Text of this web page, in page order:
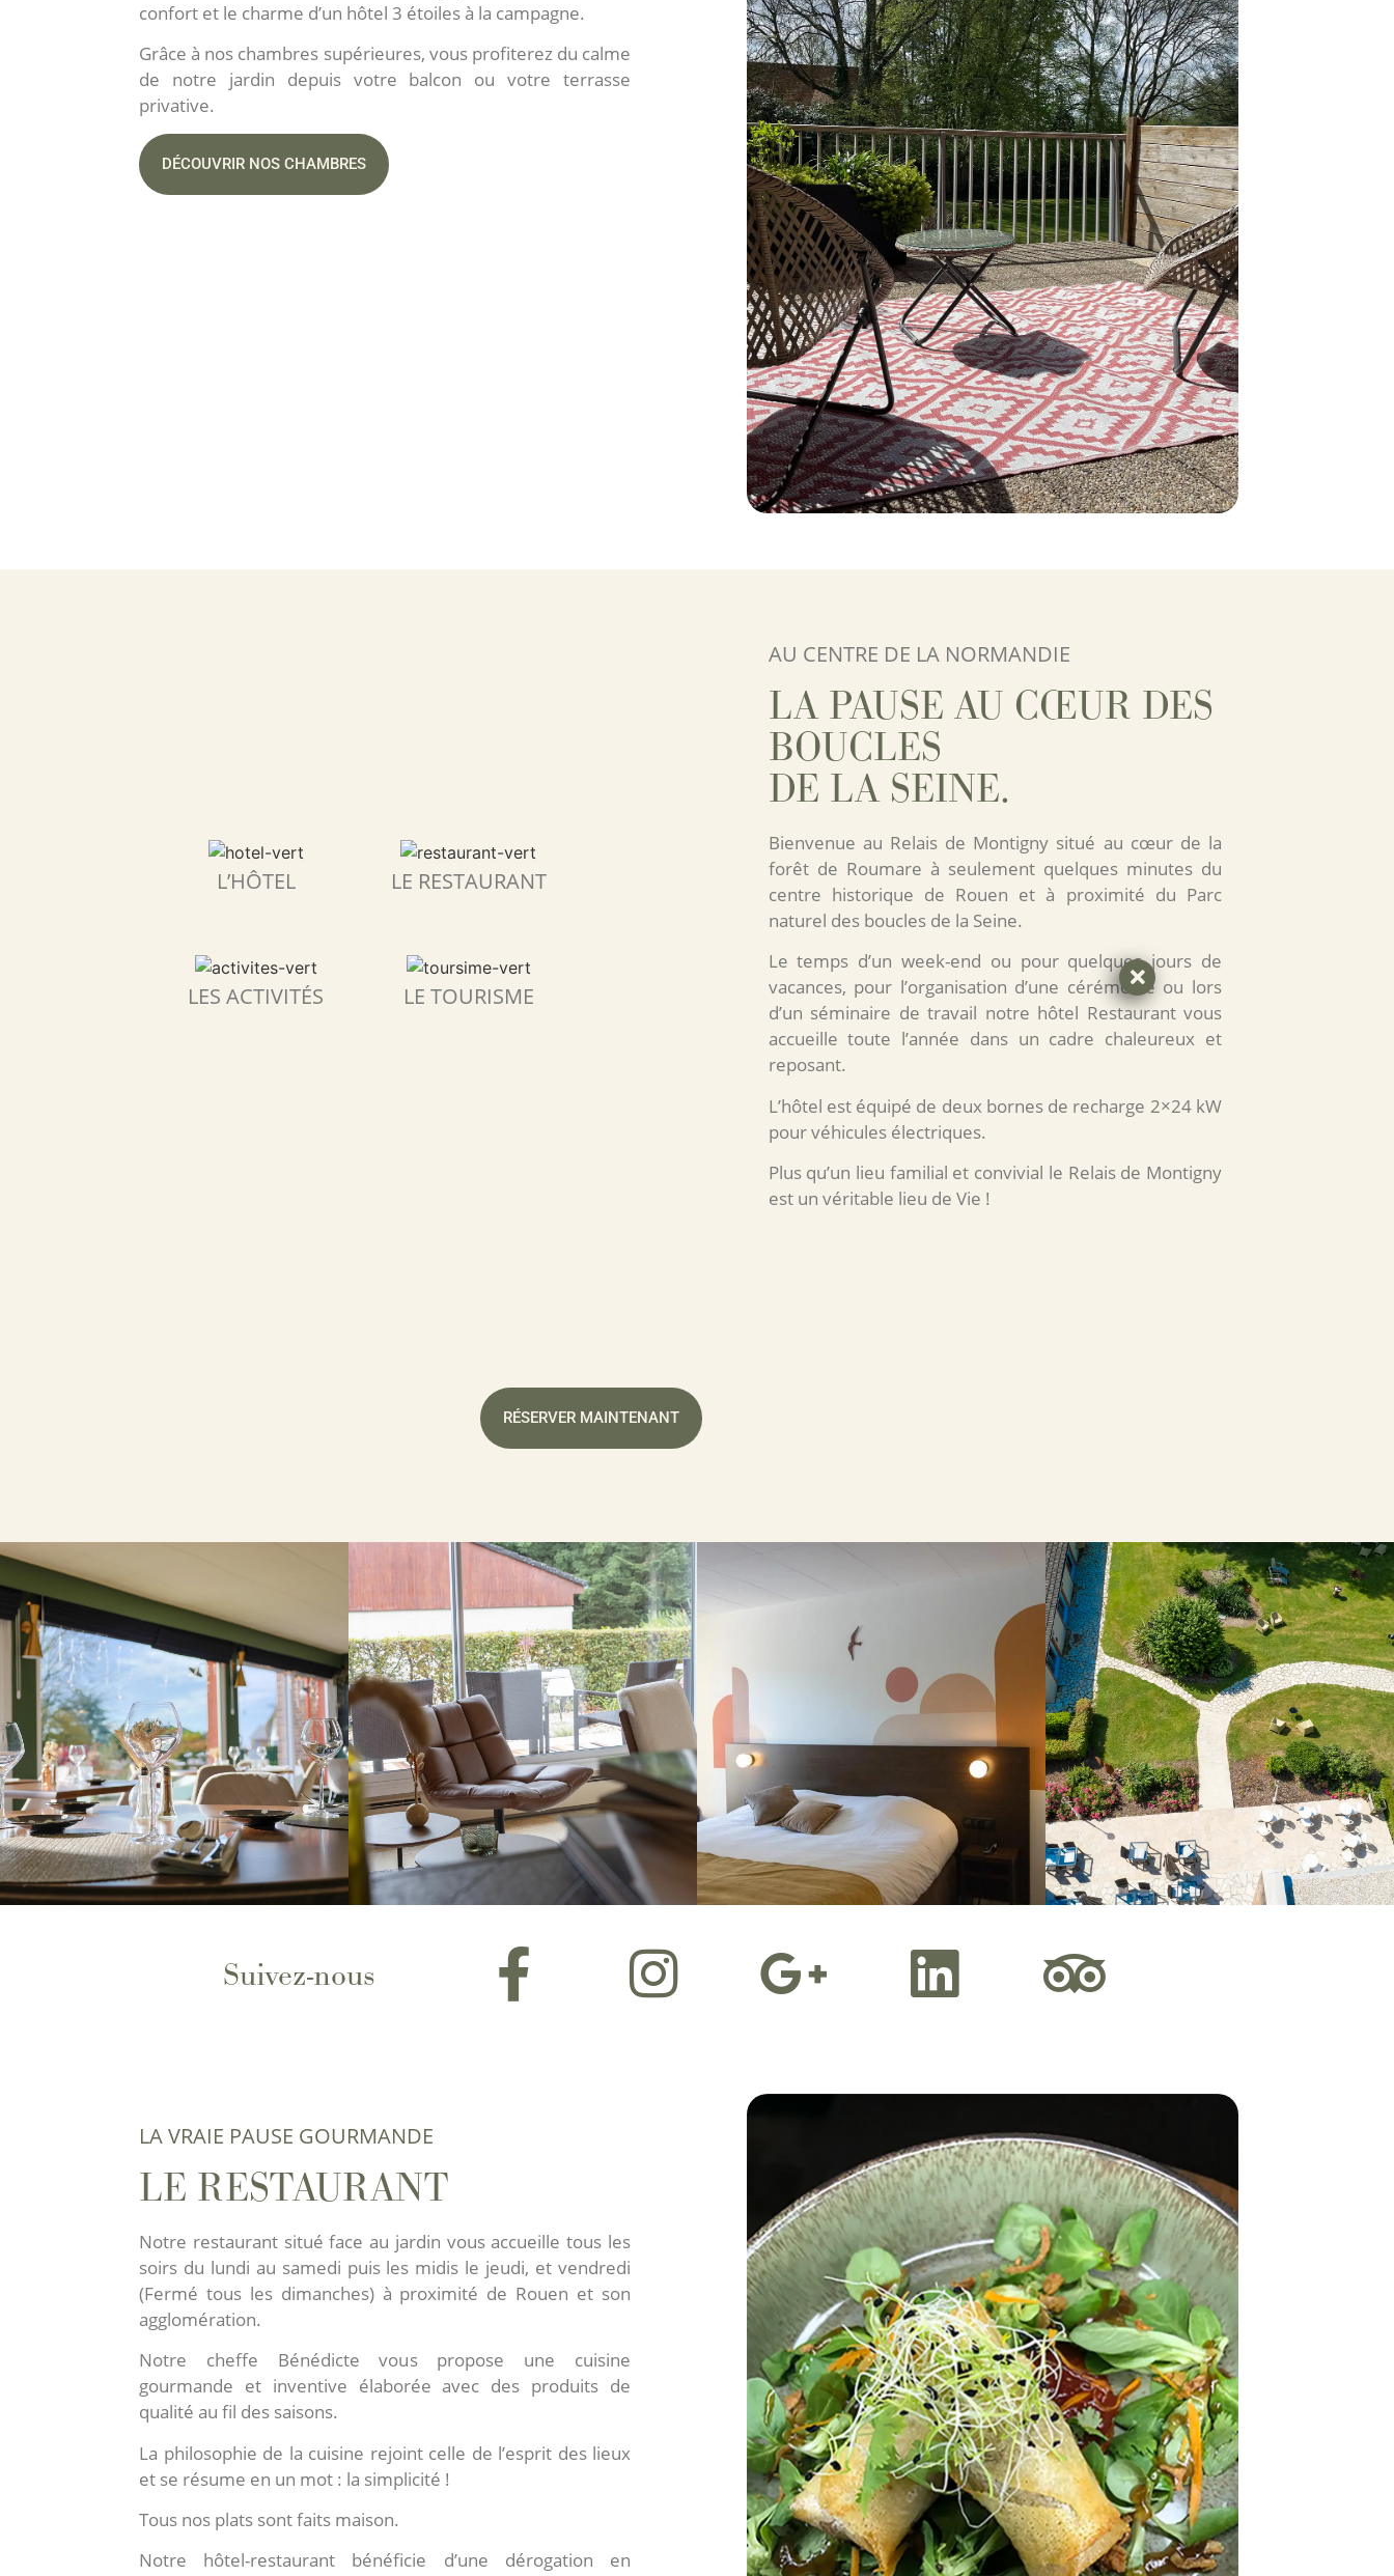
confort et le charme d’un hôtel 3 étoiles à la campagne.
Grâce à nos chambres supérieures, vous profiterez du calme
de notre jardin depuis votre balcon ou votre terrasse
privative.
DÉCOUVRIR NOS CHAMBRES
L’HÔTEL LE RESTAURANT
LES ACTIVITÉS LE TOURISME
AU CENTRE DE LA NORMANDIE
LA PAUSE AU CŒUR DES
BOUCLES
DE LA SEINE.
Bienvenue au Relais de Montigny situé au cœur de la
forêt de Roumare à seulement quelques minutes du
centre historique de Rouen et à proximité du Parc
naturel des boucles de la Seine.
Le temps d’un week-end ou pour quelques jours de
vacances, pour l’organisation d’une cérémonie ou lors
d’un séminaire de travail notre hôtel Restaurant vous
accueille toute l’année dans un cadre chaleureux et
reposant.
L’hôtel est équipé de deux bornes de recharge 2×24 kW
pour véhicules électriques.
Plus qu’un lieu familial et convivial le Relais de Montigny
est un véritable lieu de Vie !
RÉSERVER MAINTENANT
Suivez-nous
LA VRAIE PAUSE GOURMANDE
LE RESTAURANT
Notre restaurant situé face au jardin vous accueille tous les
soirs du lundi au samedi puis les midis le jeudi, et vendredi
(Fermé tous les dimanches) à proximité de Rouen et son
agglomération.
Notre cheffe Bénédicte vous propose une cuisine
gourmande et inventive élaborée avec des produits de
qualité au fil des saisons.
La philosophie de la cuisine rejoint celle de l’esprit des lieux
et se résume en un mot : la simplicité !
Tous nos plats sont faits maison.
Notre hôtel-restaurant bénéficie d’une dérogation en